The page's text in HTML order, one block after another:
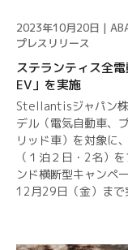
2023年10月20日 |
プレスリリース
ステランティス全
EV」を実施
Stellantisジャパン
デル（電気自動車、
リッド車）を対象に
（１泊２日・2名）
ンド横断型キャンペ
12月29日（金）まで